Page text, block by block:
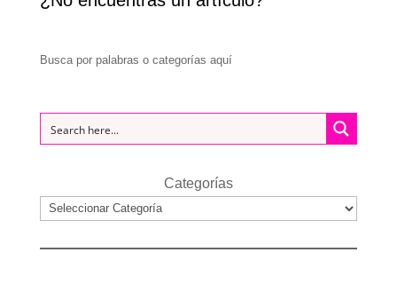
Busca por palabras o categorías aquí
Categorías